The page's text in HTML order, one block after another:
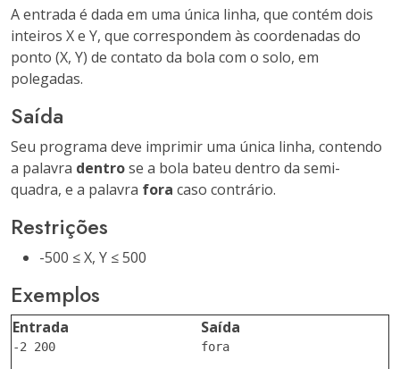
A entrada é dada em uma única linha, que contém dois
inteiros X e Y, que correspondem às coordenadas do
ponto (X, Y) de contato da bola com o solo, em
polegadas.
Saída
Seu programa deve imprimir uma única linha, contendo
a palavra dentrose a bola bateu dentro da semi-
quadra, e a palavra fora caso contrário.
Restrições
-500 ≤ X, Y ≤ 500
Exemplos
Entrada Saída